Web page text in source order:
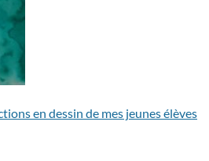
en dessin de mes jeunes élèves